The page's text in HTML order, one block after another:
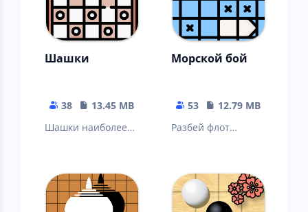
Шашки
38
13.45 MB
Шашки наиболее
Морской бой
53
12.79 MB
Разбей флот
корабли.